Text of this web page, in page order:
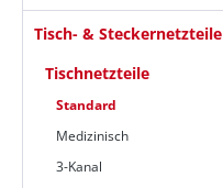
Tisch- & Steckernetzteile
Tischnetzteile
Standard
Medizinisch
3-Kanal